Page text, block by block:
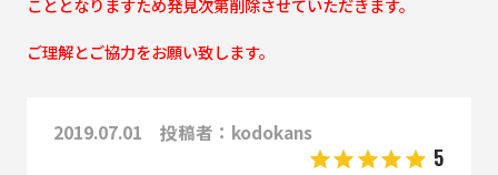
こととなりますため発見次第削除させていただきます。
ご理解とご協力をお願い致します。
2019.07.01 投稿者：kodokans
5